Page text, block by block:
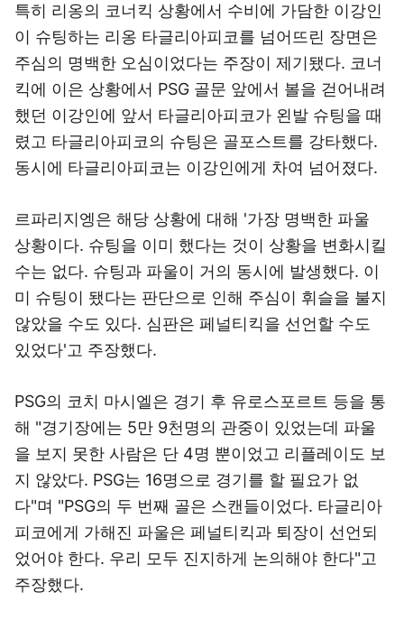
특히 리옹의 코너킥 상황에서 수비에 가담한 이강인
이 슈팅하는 리옹 타글리아피코를 넘어뜨린 장면은
주심의 명백한 오심이었다는 주장이 제기됐다. 코너
킥에 이은 상황에서 PSG 골문 앞에서 볼을 걷어내려
했던 이강인에 앞서 타글리아피코가 왼발 슈팅을 때
렸고 타글리아피코의 슈팅은 골포스트를 강타했다.
동시에 타글리아피코는 이강인에게 차여 넘어졌다.
르파리지엥은 해당 상황에 대해 '가장 명백한 파울
상황이다. 슈팅을 이미 했다는 것이 상황을 변화시킬
수는 없다. 슈팅과 파울이 거의 동시에 발생했다. 이
미 슈팅이 됐다는 판단으로 인해 주심이 휘슬을 불지
않았을 수도 있다. 심판은 페널티킥을 선언할 수도
있었다'고 주장했다.
PSG의 코치 마시엘은 경기 후 유로스포르트 등을 통
해 "경기장에는 5만 9천명의 관중이 있었는데 파울
을 보지 못한 사람은 단 4명 뿐이었고 리플레이도 보
지 않았다. PSG는 16명으로 경기를 할 필요가 없
다"며 "PSG의 두 번째 골은 스캔들이었다. 타글리아
피코에게 가해진 파울은 페널티킥과 퇴장이 선언되
었어야 한다. 우리 모두 진지하게 논의해야 한다"고
주장했다.